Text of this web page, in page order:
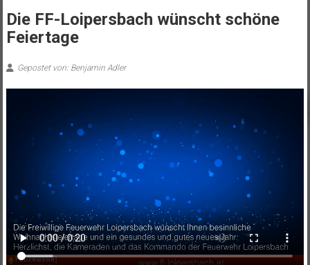
Die FF-Loipersbach wünscht schöne
Feiertage
Gepostet von: Benjamin Adler